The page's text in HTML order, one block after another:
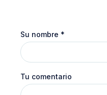
Su nombre *
Tu comentario